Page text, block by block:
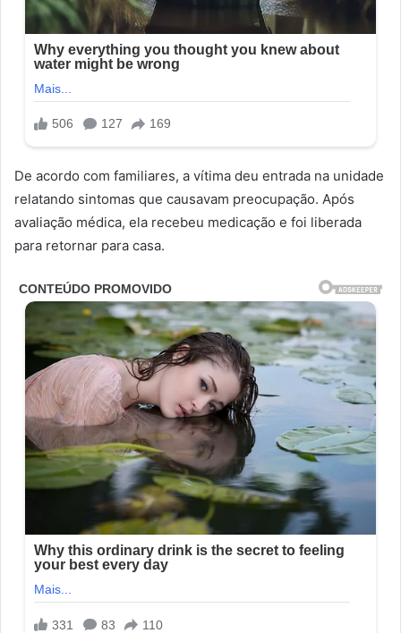
De acordo com familiares, a vítima deu entrada na unidade
relatando sintomas que causavam preocupação. Após
avaliação médica, ela recebeu medicação e foi liberada
para retornar para casa.